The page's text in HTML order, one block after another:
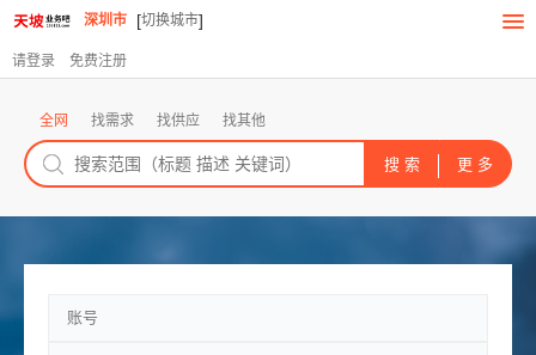
深圳市 [切换城市]
请登录 免费注册
全网 找需求 找供应 找其他